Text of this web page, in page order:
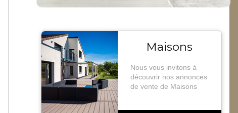
Maisons
Nous vous invitons à
découvrir nos annonces
de vente de Maisons